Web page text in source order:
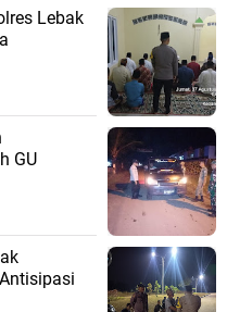
Lebak
GU